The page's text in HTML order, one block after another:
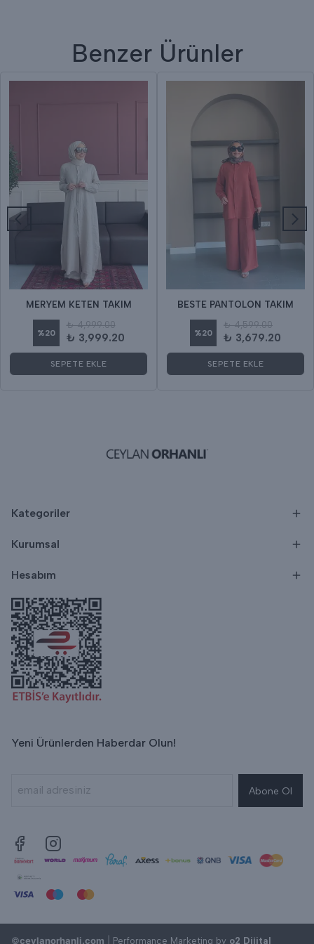
Benzer Ürünler
MERYEM KETEN TAKIM
%20
₺ 4,999.00
₺ 3,999.20
SEPETE EKLE
BESTE PANTOLON TAKIM
%20
₺ 4,599.00
₺ 3,679.20
SEPETE EKLE
Kategoriler
Kurumsal
Hesabım
Yeni Ürünlerden Haberdar Olun!
Abone Ol
©ceylanorhanli.com Performance Marketing by o2 Dijital